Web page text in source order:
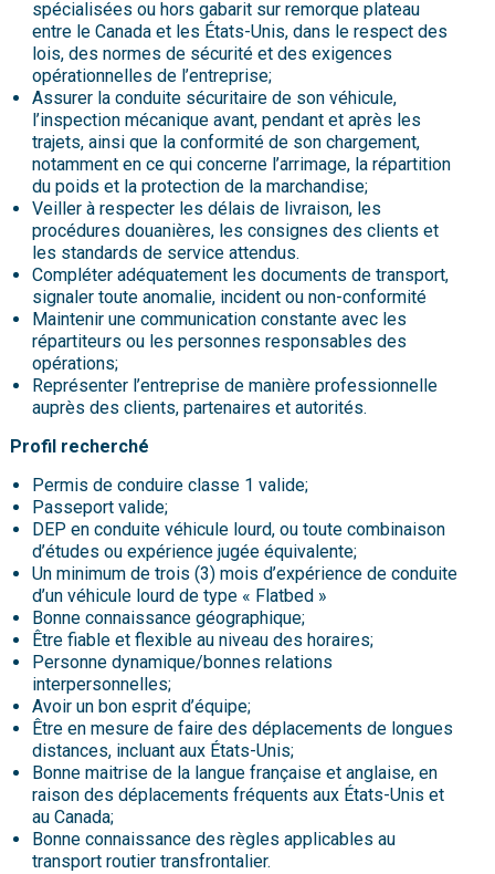
spécialisées ou hors gabarit sur remorque plateau
entre le Canada et les États-Unis, dans le respect des
lois, des normes de sécurité et des exigences
opérationnelles de l’entreprise;
Assurer la conduite sécuritaire de son véhicule,
l’inspection mécanique avant, pendant et après les
trajets, ainsi que la conformité de son chargement,
notamment en ce qui concerne l’arrimage, la répartition
du poids et la protection de la marchandise;
Veiller à respecter les délais de livraison, les
procédures douanières, les consignes des clients et
les standards de service attendus.
Compléter adéquatement les documents de transport,
signaler toute anomalie, incident ou non-conformité
Maintenir une communication constante avec les
répartiteurs ou les personnes responsables des
opérations;
Représenter l’entreprise de manière professionnelle
auprès des clients, partenaires et autorités.
Profil recherché
Permis de conduire classe 1 valide;
Passeport valide;
DEP en conduite véhicule lourd, ou toute combinaison
d’études ou expérience jugée équivalente;
Un minimum de trois (3) mois d’expérience de conduite
d’un véhicule lourd de type « Flatbed »
Bonne connaissance géographique;
Être fiable et flexible au niveau des horaires;
Personne dynamique/bonnes relations
interpersonnelles;
Avoir un bon esprit d’équipe;
Être en mesure de faire des déplacements de longues
distances, incluant aux États-Unis;
Bonne maitrise de la langue française et anglaise, en
raison des déplacements fréquents aux États-Unis et
au Canada;
Bonne connaissance des règles applicables au
transport routier transfrontalier.